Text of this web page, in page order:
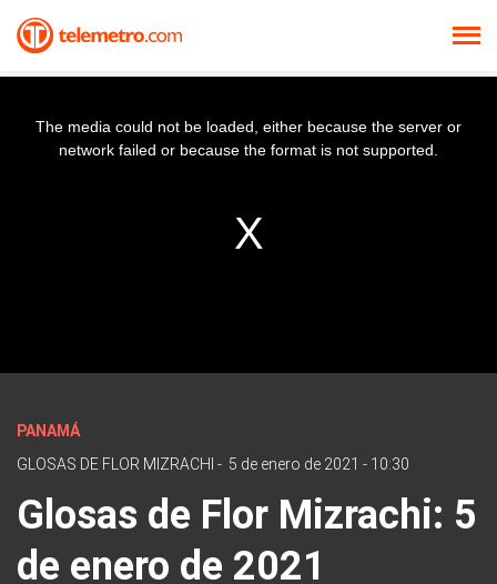
The media could not be loaded, either because the server or
network failed or because the format is not supported.
PANAMÁ
GLOSAS DE FLOR MIZRACHI - 5 de enero de 2021 - 10:30
Glosas de Flor Mizrachi: 5
de enero de 2021